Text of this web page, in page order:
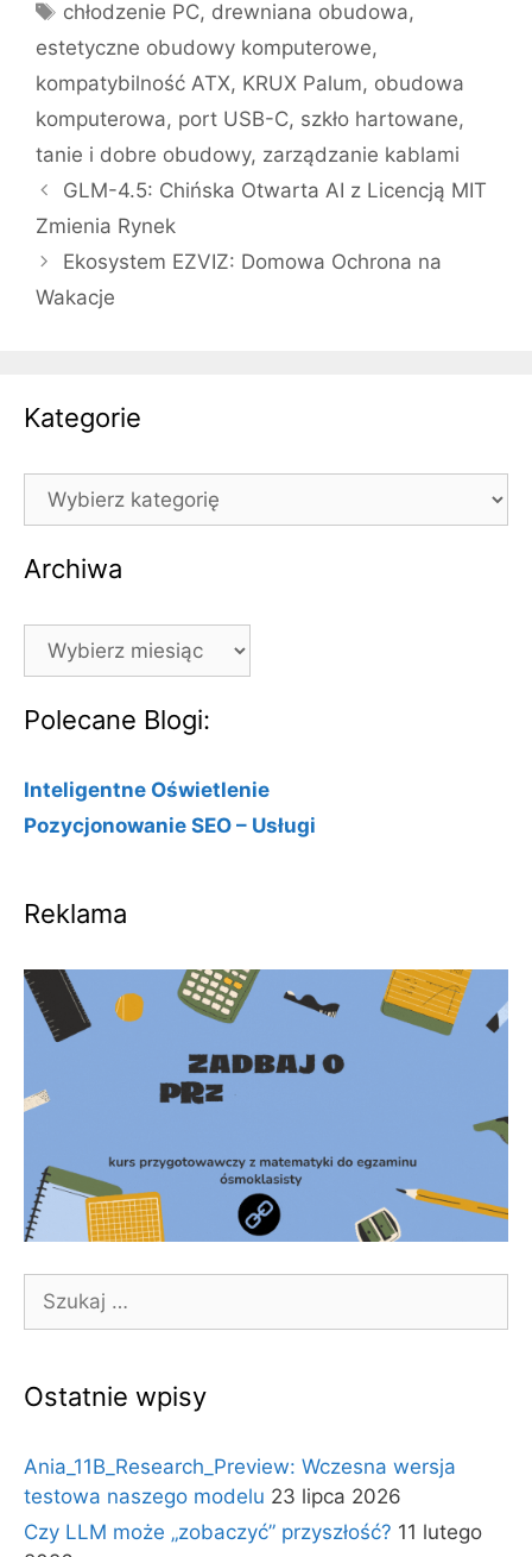
Tagi
chłodzenie PC, drewniana obudowa,
estetyczne obudowy komputerowe,
kompatybilność ATX, KRUX Palum, obudowa
komputerowa, port USB-C, szkło hartowane,
tanie i dobre obudowy, zarządzanie kablami
GLM-4.5: Chińska Otwarta AI z Licencją MIT
Zmienia Rynek
Ekosystem EZVIZ: Domowa Ochrona na
Wakacje
Kategorie
Kategorie
Archiwa
Archiwa
Polecane Blogi:
Inteligentne Oświetlenie
Pozycjonowanie SEO – Usługi
Reklama
Szukaj:
Ostatnie wpisy
Ania_11B_Research_Preview: Wczesna wersja
testowa naszego modelu 23 lipca 2026
Czy LLM może „zobaczyć” przyszłość? 11 lutego